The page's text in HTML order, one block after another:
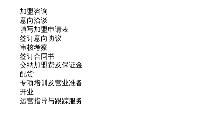
加盟咨询
意向洽谈
填写加盟申请表
签订意向协议
审核考察
签订合同书
交纳加盟费及保证金
配货
专项培训及营业准备
开业
运营指导与跟踪服务